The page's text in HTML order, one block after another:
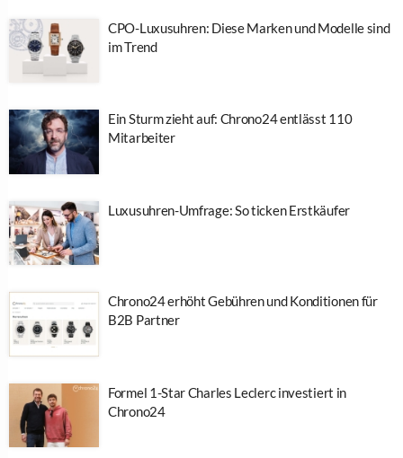
CPO-Luxusuhren: Diese Marken und Modelle sind
im Trend
Ein Sturm zieht auf: Chrono24 entlässt 110
Mitarbeiter
Luxusuhren-Umfrage: So ticken Erstkäufer
Chrono24 erhöht Gebühren und Konditionen für
B2B Partner
Formel 1-Star Charles Leclerc investiert in
Chrono24